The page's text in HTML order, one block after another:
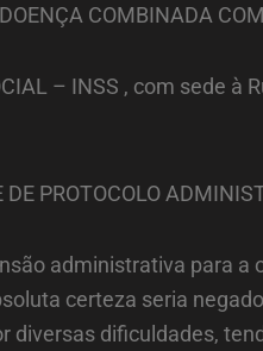
COMBINADA
– INSS , com sede
PROTOCOLO
administrativa para
certeza seria
dificuldades,